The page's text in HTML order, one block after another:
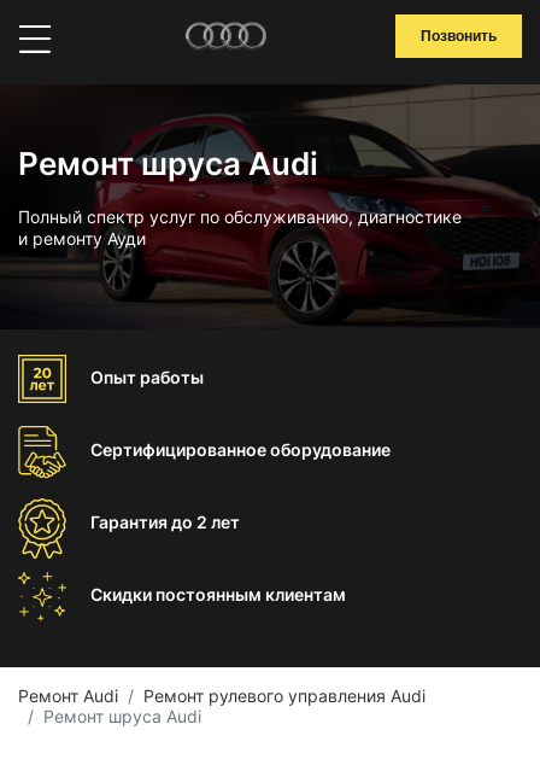
Позвонить
Ремонт шруса Audi
Полный спектр услуг по обслуживанию, диагностике
и ремонту Ауди
Опыт работы
Сертифицированноеоборудование
Гарантиядо 2 лет
Скидки постоянным клиентам
Ремонт Audi
Ремонт рулевого управления Audi
Ремонт шруса Audi